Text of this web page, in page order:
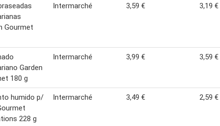
Gourmet
Intermarché 3,59 € 3,19 €
Garden
180 g
Intermarché 3,99 € 3,59 €
humido p/
228 g
Intermarché 3,49 € 2,59 €